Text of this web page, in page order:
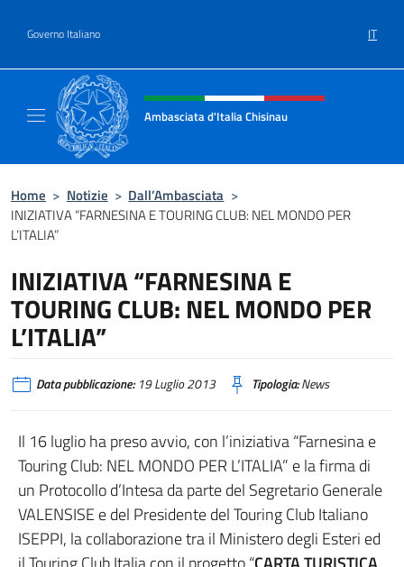
Governo Italiano IT
Intestazione sito, social e menù
Ambasciata d'Italia Chisinau
Home > Notizie > Dall’Ambasciata >
INIZIATIVA “FARNESINA E TOURING CLUB: NEL MONDO PER
L’ITALIA”
INIZIATIVA “FARNESINA E
TOURING CLUB: NEL MONDO PER
L’ITALIA”
Data pubblicazione:19 Luglio 2013 Tipologia:News
Il 16 luglio ha preso avvio, con l’iniziativa “Farnesina e
Touring Club: NEL MONDO PER L’ITALIA” e la firma di
un Protocollo d’Intesa da parte del Segretario Generale
VALENSISE e del Presidente del Touring Club Italiano
ISEPPI, la collaborazione tra il Ministero degli Esteri ed